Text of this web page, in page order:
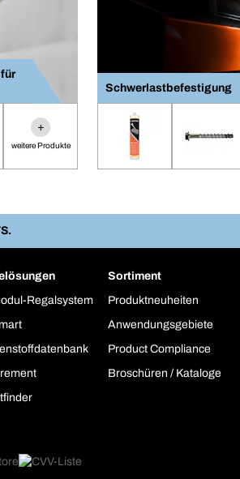
+
weitere Produkte
Schwerlastbefestigung
Regalsystem
Sortiment
Produktneuheiten
Anwendungsgebiete
Product Compliance
Broschüren / Kataloge